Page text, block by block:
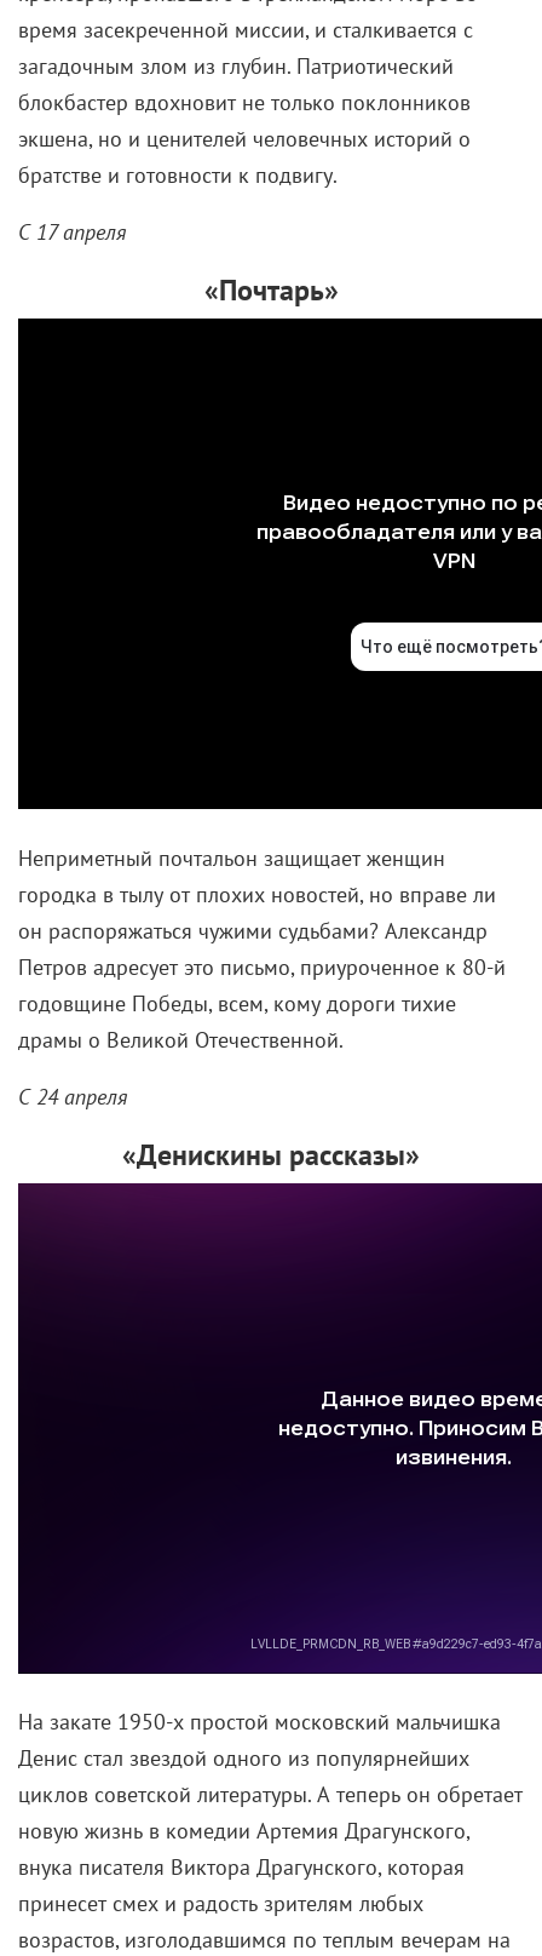
время засекреченной миссии, и сталкивается с
загадочным злом из глубин. Патриотический
блокбастер вдохновит не только поклонников
экшена, но и ценителей человечных историй о
братстве и готовности к подвигу.
С 17 апреля
«Почтарь»
Неприметный почтальон защищает женщин
городка в тылу от плохих новостей, но вправе ли
он распоряжаться чужими судьбами? Александр
Петров адресует это письмо, приуроченное к 80-й
годовщине Победы, всем, кому дороги тихие
драмы о Великой Отечественной.
С 24 апреля
«Денискины рассказы»
На закате 1950-х простой московский мальчишка
Денис стал звездой одного из популярнейших
циклов советской литературы. А теперь он обретает
новую жизнь в комедии Артемия Драгунского,
внука писателя Виктора Драгунского, которая
принесет смех и радость зрителям любых
возрастов, изголодавшимся по теплым вечерам на